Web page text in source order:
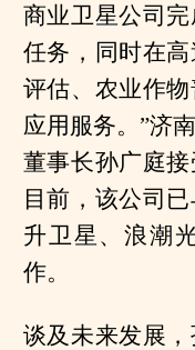
商业卫星公司
任务，同时在
评估、农业作
应用服务。”济
董事长孙广庭接
目前，该公司
升卫星、浪潮
作。
谈及未来发展